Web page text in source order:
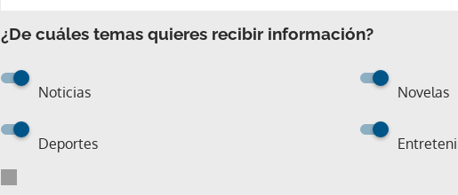
¿De cuáles temas quieres recibir información?
Noticias Novelas
Deportes